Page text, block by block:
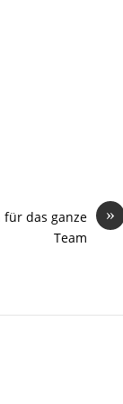
»
für das ganze
Team